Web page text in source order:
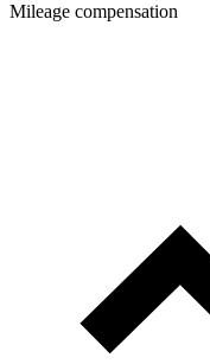
Mileage compensation